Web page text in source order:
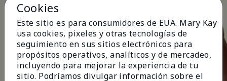
Play
Cookies
Este sitio es para consumidores de EUA. Mary Kay
usa cookies, pixeles y otras tecnologías de
seguimiento en sus sitios electrónicos para
propósitos operativos, analíticos y de mercadeo,
incluyendo para mejorar la experiencia de tu
sitio. Podríamos divulgar información sobre el